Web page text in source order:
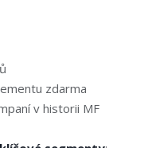
zdarma
v historii MF